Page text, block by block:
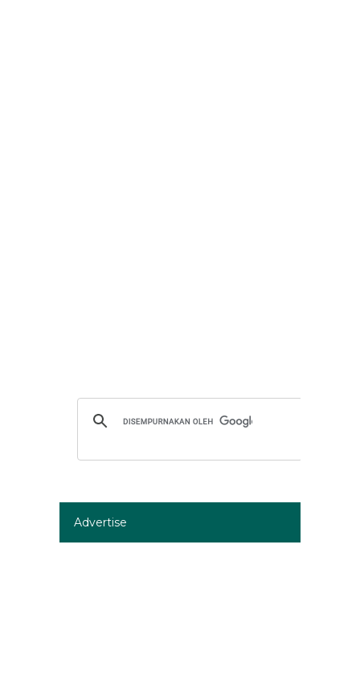
Advertise